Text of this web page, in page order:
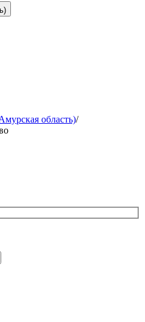
область)/